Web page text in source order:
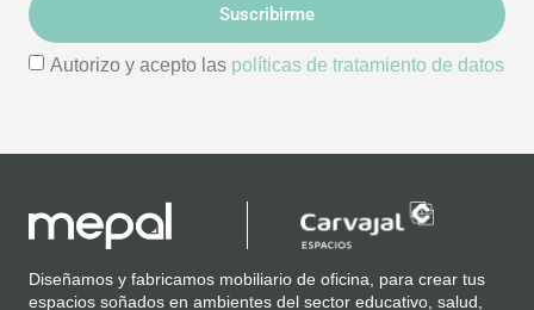
Autorizo y acepto las políticas de tratamiento de datos
Suscribirme
Diseñamos y fabricamos mobiliario de oficina, para crear tus
espacios soñados en ambientes del sector educativo, salud,